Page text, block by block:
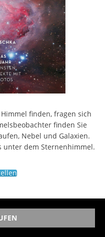
finden, fragen sich
finden Sie
Nebel und Galaxien.
unter dem Sternenhimmel.